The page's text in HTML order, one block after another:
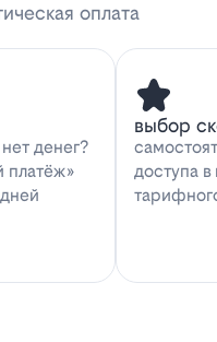
оплата
денег?
платёж»
выбор
доступа